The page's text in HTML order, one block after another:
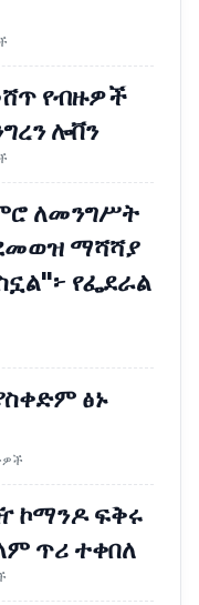
የብዙዎች
ሎቨን
ለመንግሥት
ማሻሻያ
የፌደራል
ፅኑ
ኮማንዶ ፍቅሩ
ጥሪ ተቀበለ